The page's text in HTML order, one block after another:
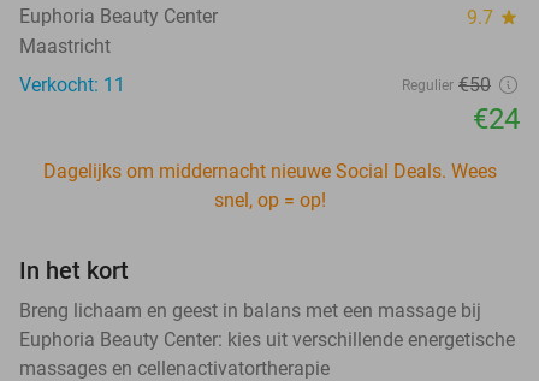
Euphoria Beauty Center 9.7 star
Maastricht
Verkocht: 11
Regulier €50
€24
Dagelijks om middernacht nieuwe Social Deals. Wees
snel, op = op!
In het kort
Breng lichaam en geest in balans met een massage bij
Euphoria Beauty Center: kies uit verschillende energetische
massages en cellenactivatortherapie